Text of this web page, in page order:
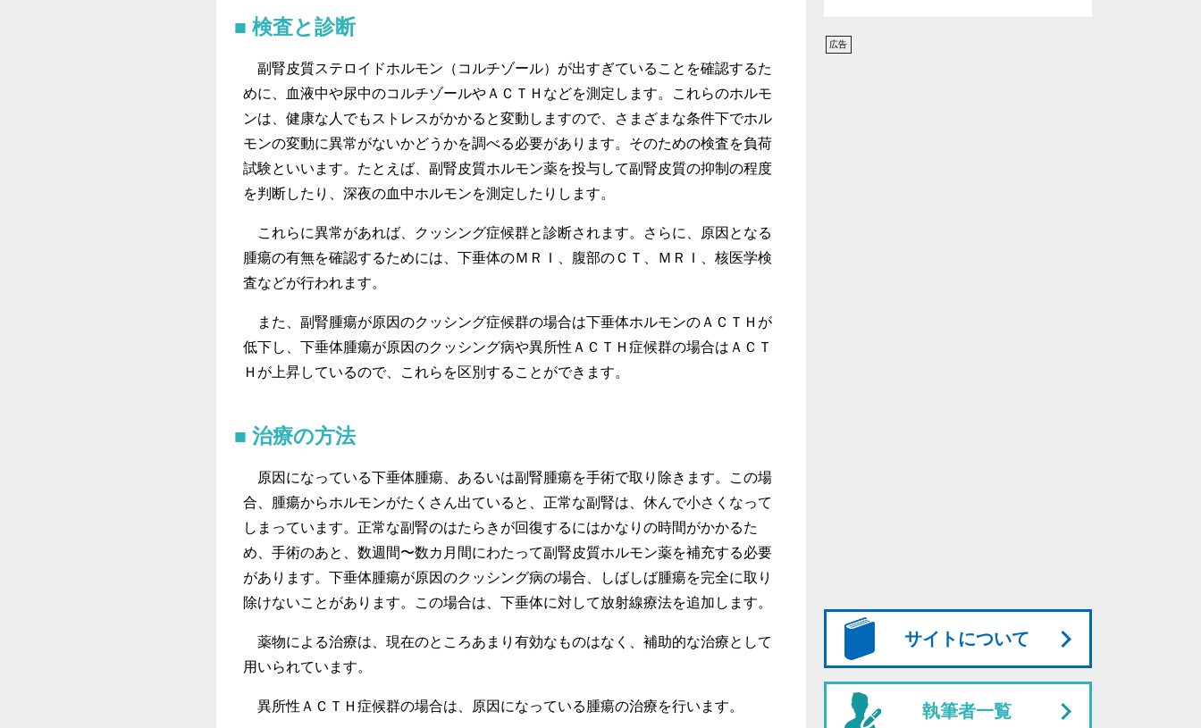
検査と診断
副腎皮質ステロイドホルモン（コルチゾール）が出すぎていることを確認するた
めに、血液中や尿中のコルチゾールやＡＣＴＨなどを測定します。これらのホルモ
ンは、健康な人でもストレスがかかると変動しますので、さまざまな条件下でホル
モンの変動に異常がないかどうかを調べる必要があります。そのための検査を負荷
試験といいます。たとえば、副腎皮質ホルモン薬を投与して副腎皮質の抑制の程度
を判断したり、深夜の血中ホルモンを測定したりします。
これらに異常があれば、クッシング症候群と診断されます。さらに、原因となる
腫瘍の有無を確認するためには、下垂体のＭＲＩ、腹部のＣＴ、ＭＲＩ、核医学検
査などが行われます。
また、副腎腫瘍が原因のクッシング症候群の場合は下垂体ホルモンのＡＣＴＨが
低下し、下垂体腫瘍が原因のクッシング病や異所性ＡＣＴＨ症候群の場合はＡＣＴ
Ｈが上昇しているので、これらを区別することができます。
治療の方法
原因になっている下垂体腫瘍、あるいは副腎腫瘍を手術で取り除きます。この場
合、腫瘍からホルモンがたくさん出ていると、正常な副腎は、休んで小さくなって
しまっています。正常な副腎のはたらきが回復するにはかなりの時間がかかるた
め、手術のあと、数週間〜数カ月間にわたって副腎皮質ホルモン薬を補充する必要
があります。下垂体腫瘍が原因のクッシング病の場合、しばしば腫瘍を完全に取り
除けないことがあります。この場合は、下垂体に対して放射線療法を追加します。
薬物による治療は、現在のところあまり有効なものはなく、補助的な治療として
用いられています。
異所性ＡＣＴＨ症候群の場合は、原因になっている腫瘍の治療を行います。
広告
サイトについて
執筆者一覧